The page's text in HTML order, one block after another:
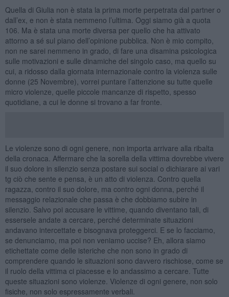
Quella di Giulia non è stata la prima morte perpetrata dal partner o
dall’ex, e non è stata nemmeno l’ultima. Oggi siamo già a quota
106. Ma è stata una morte diversa per quello che ha attivato
attorno a sé sul piano dell’opinione pubblica. Non è mio compito,
non ne sarei nemmeno in grado, di fare una disamina psicologica
sulle motivazioni e sulle dinamiche del singolo caso, ma quello su
cui, a ridosso dalla giornata internazionale contro la violenza sulle
donne (25 Novembre), vorrei puntare l’attenzione su tutte quelle
micro violenze, quelle piccole mancanze di rispetto, spesso
quotidiane, a cui le donne si trovano a far fronte.
Le violenze sono di ogni genere, non importa arrivare alla ribalta
della cronaca. Affermare che la sorella della vittima dovrebbe vivere
il suo dolore in silenzio senza postare sui social o dichiarare ai vari
tg ciò che sente e pensa, è un atto di violenza. Contro quella
ragazza, contro il suo dolore, ma contro ogni donna, perché il
messaggio relazionale che passa è che dobbiamo subire in
silenzio. Salvo poi accusare le vittime, quando diventano tali, di
essersele andate a cercare, perché determinate situazioni
andavano intercettate e bisognava proteggerci. E se lo facciamo,
se denunciamo, ma poi non veniamo uccise? Eh, allora siamo
etichettate come delle isteriche che non sono in grado di
comprendere quando le situazioni sono davvero rischiose, come se
il ruolo della vittima ci piacesse e lo andassimo a cercare. Tutte
queste situazioni sono violenze. Violenze di ogni genere, non solo
fisiche, non solo espressamente verbali.